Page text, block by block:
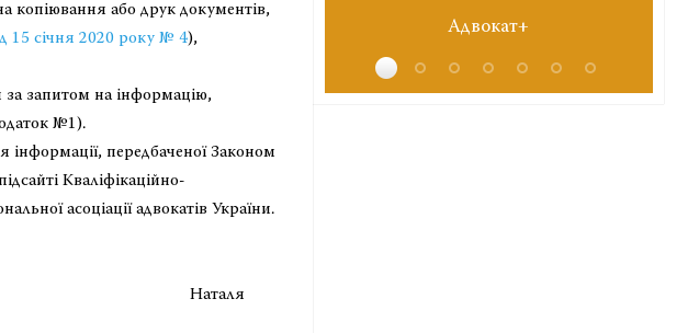
копіювання або друк документів,
15 січня 2020 року № 4),
запитом на інформацію,
№1).
передбаченої Законом
Кваліфікаційно-
асоціації адвокатів України.
Наталя
Адвокат+